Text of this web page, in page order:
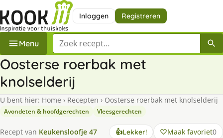
Inloggen Registreren
Menu Zoek een recept
Oosterse roerbak met
knolselderij
U bent hier: Home › Recepten › Oosterse roerbak met knolselderij
Avondeten & hoofdgerechten Vleesgerechten
Recept van Keukensloofje 47 👍Lekker! Maak favoriet0